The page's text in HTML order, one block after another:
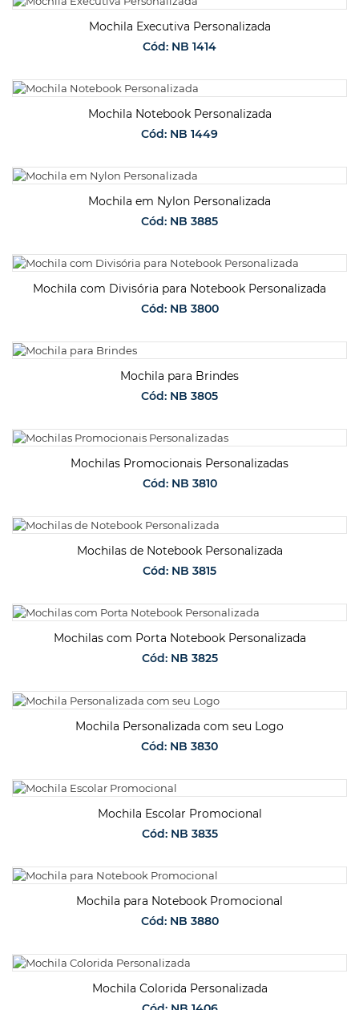
SOLICITAR ORÇAMENTO
Mochila Executiva Personalizada
Cód: NB 1414
SOLICITAR ORÇAMENTO
Mochila Notebook Personalizada
Cód: NB 1449
SOLICITAR ORÇAMENTO
Mochila em Nylon Personalizada
Cód: NB 3885
SOLICITAR ORÇAMENTO
Mochila com Divisória para Notebook Personalizada
Cód: NB 3800
SOLICITAR ORÇAMENTO
Mochila para Brindes
Cód: NB 3805
SOLICITAR ORÇAMENTO
Mochilas Promocionais Personalizadas
Cód: NB 3810
SOLICITAR ORÇAMENTO
Mochilas de Notebook Personalizada
Cód: NB 3815
SOLICITAR ORÇAMENTO
Mochilas com Porta Notebook Personalizada
Cód: NB 3825
SOLICITAR ORÇAMENTO
Mochila Personalizada com seu Logo
Cód: NB 3830
SOLICITAR ORÇAMENTO
Mochila Escolar Promocional
Cód: NB 3835
SOLICITAR ORÇAMENTO
Mochila para Notebook Promocional
Cód: NB 3880
SOLICITAR ORÇAMENTO
Mochila Colorida Personalizada